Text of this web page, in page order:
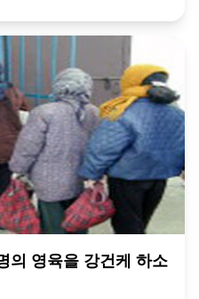
의 영육을 강건케 하소